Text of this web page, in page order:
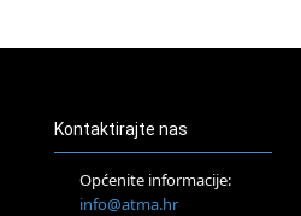
Pjesma srca / Zagreb
Tečaj Višeg Vodstva, razvijanja
Kontaktirajte nas
Općenite informacije:
info@atma.hr